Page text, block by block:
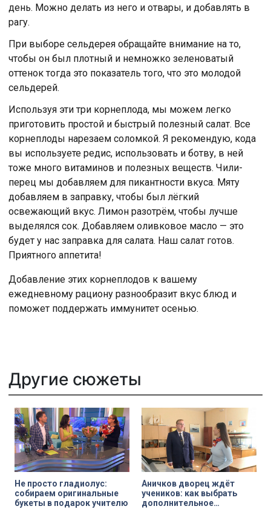
день. Можно делать из него и отвары, и добавлять в
рагу.
При выборе сельдерея обращайте внимание на то,
чтобы он был плотный и немножко зеленоватый
оттенок тогда это показатель того, что это молодой
сельдерей.
Используя эти три корнеплода, мы можем легко
приготовить простой и быстрый полезный салат. Все
корнеплоды нарезаем соломкой. Я рекомендую, кода
вы используете редис, использовать и ботву, в ней
тоже много витаминов и полезных веществ. Чили-
перец мы добавляем для пикантности вкуса. Мяту
добавляем в заправку, чтобы был лёгкий
освежающий вкус. Лимон разотрём, чтобы лучше
выделялся сок. Добавляем оливковое масло — это
будет у нас заправка для салата. Наш салат готов.
Приятного аппетита!
Добавление этих корнеплодов к вашему
ежедневному рациону разнообразит вкус блюд и
поможет поддержать иммунитет осенью.
Другие сюжеты
Не просто гладиолус:
собираем оригинальные
букеты в подарок учителю
Аничков дворец ждёт
учеников: как выбрать
дополнительное